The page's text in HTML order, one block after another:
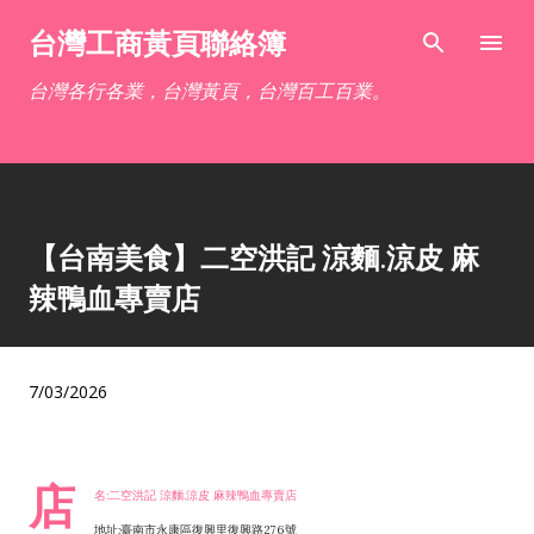
跳到主要內容
台灣工商黃頁聯絡簿
台灣各行各業，台灣黃頁，台灣百工百業。
【台南美食】二空洪記 涼麵.涼皮 麻
辣鴨血專賣店
7/03/2026
店 名:二空洪記 涼麵.涼皮 麻辣鴨血專賣店
地址:臺南市永康區復興里復興路276號